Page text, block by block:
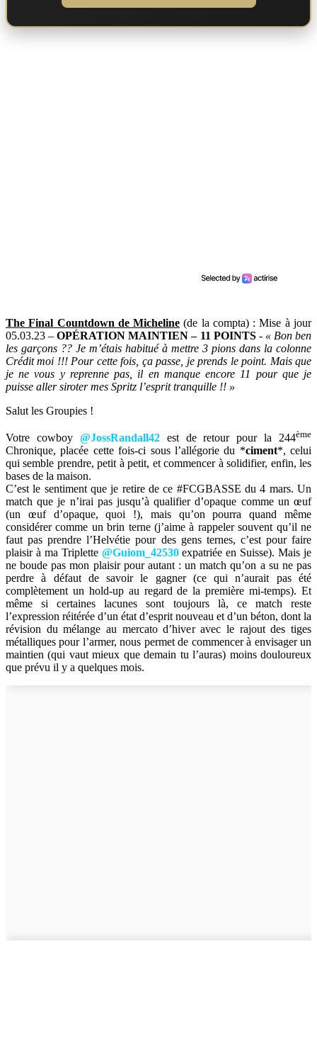
The Final Countdown de Micheline (de la compta) : Mise à jour
05.03.23 –OPÉRATION MAINTIEN – 11 POINTS- « Bon ben
les garçons ?? Je m’étais habitué à mettre 3 pions dans la colonne
Crédit moi !!! Pour cette fois, ça passe, je prends le point. Mais que
je ne vous y reprenne pas, il en manque encore 11 pour que je
puisse aller siroter mes Spritz l’esprit tranquille !! »
Salut les Groupies !
Votre cowboy @JossRandall42est de retour pour la 244ème
Chronique, placée cette fois-ci sous l’allégorie du *ciment*, celui
qui semble prendre, petit à petit, et commencer à solidifier, enfin, les
bases de la maison.
C’est le sentiment que je retire de ce #FCGBASSE du 4 mars. Un
match que je n’irai pas jusqu’à qualifier d’opaque comme un œuf
(un œuf d’opaque, quoi !), mais qu’on pourra quand même
considérer comme un brin terne (j’aime à rappeler souvent qu’il ne
faut pas prendre l’Helvétie pour des gens ternes, c’est pour faire
plaisir à ma Triplette @Guiom_42530expatriée en Suisse). Mais je
ne boude pas mon plaisir pour autant : un match qu’on a su ne pas
perdre à défaut de savoir le gagner (ce qui n’aurait pas été
complètement un hold-up au regard de la première mi-temps). Et
même si certaines lacunes sont toujours là, ce match reste
l’expression réitérée d’un état d’esprit nouveau et d’un béton, dont la
révision du mélange au mercato d’hiver avec le rajout des tiges
métalliques pour l’armer, nous permet de commencer à envisager un
maintien (qui vaut mieux que demain tu l’auras) moins douloureux
que prévu il y a quelques mois.